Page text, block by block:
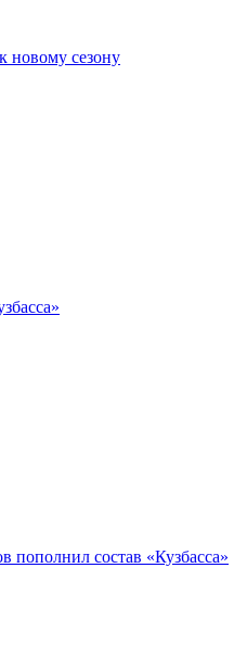
новому сезону
состав «Кузбасса»